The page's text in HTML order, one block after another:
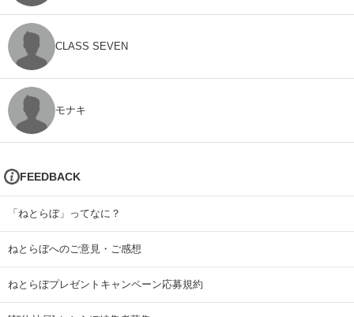
CLASS SEVEN
モナキ
FEEDBACK
「ねとらぼ」ってなに？
ねとらぼへのご意見・ご感想
ねとらぼプレゼントキャンペーン応募規約